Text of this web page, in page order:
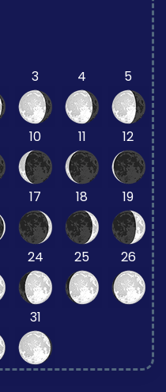
3 4 5
10 11 12
17 18 19
24 25 26
31